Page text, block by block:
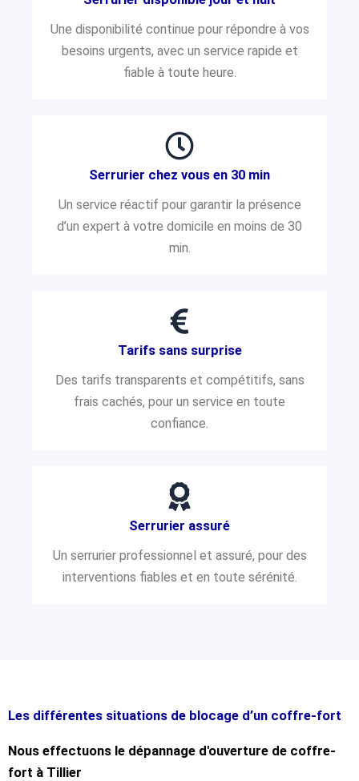
Une disponibilité continue pour répondre à vos
besoins urgents, avec un service rapide et
fiable à toute heure.
Serrurier chez vous en 30 min
Un service réactif pour garantir la présence
d’un expert à votre domicile en moins de 30
min.
Tarifs sans surprise
Des tarifs transparents et compétitifs, sans
frais cachés, pour un service en toute
confiance.
Serrurier assuré
Un serrurier professionnel et assuré, pour des
interventions fiables et en toute sérénité.
Les différentes situations de blocage d’un coffre-fort
Nous effectuons le dépannage d'ouverture de coffre-
fort à Tillier